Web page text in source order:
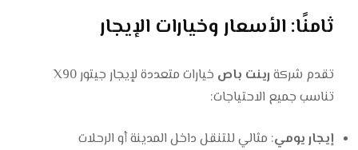
ثامنًا: الأسعار وخيارات الإيجار
تقدم شركة رينت باص
خيارات متعددة لإيجار جيتور X90
تناسب جميع الاحتياجات:
إيجار يومي: مثالي للتنقل داخل المدينة أو الرحلات